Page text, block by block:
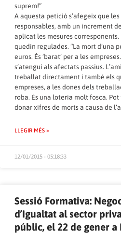
suprem!”
A aquesta petició s’afegeix que
responsables, amb un increment
aplicat les mesures
quedin regulades. “La mort d’una
euros. És ‘barat’ per a les
s’atengui als afectats passius.
treballat directament i també els
empreses, a les dones dels
roba. És una loteria molt fosca.
donar xifres de morts a causa de
LLEGIR MÉS »
12/01/2015 - 05:18:33
Sessió Formativa:
d’Igualtat al sector
públic, el 22 de gener a